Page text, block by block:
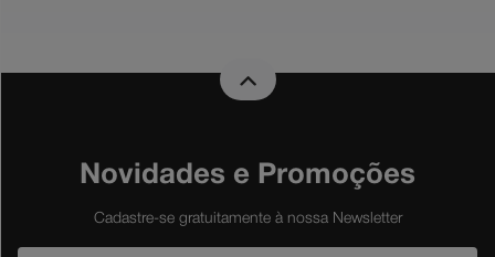
Novidades e Promoções
Cadastre-se gratuitamente à nossa Newsletter